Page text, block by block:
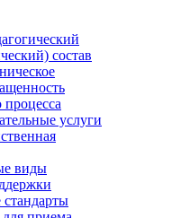
состав
процесса
услуги
виды
стандарты